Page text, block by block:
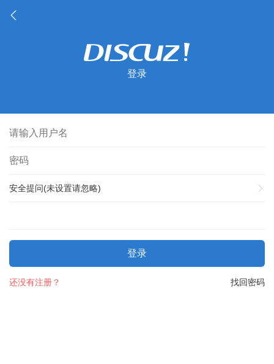
登录
安全提问(未设置请忽略)
登录
找回密码
还没有注册？